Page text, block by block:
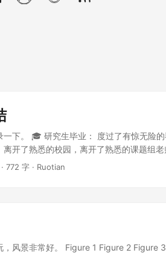
下。 🎓 研究生毕业： 度过了有惊无险
开了熟悉的校园，离开了熟悉的课题组
· 772 字 · Ruotian
，风景非常好。 Figure 1 Figure 2 Figure 3